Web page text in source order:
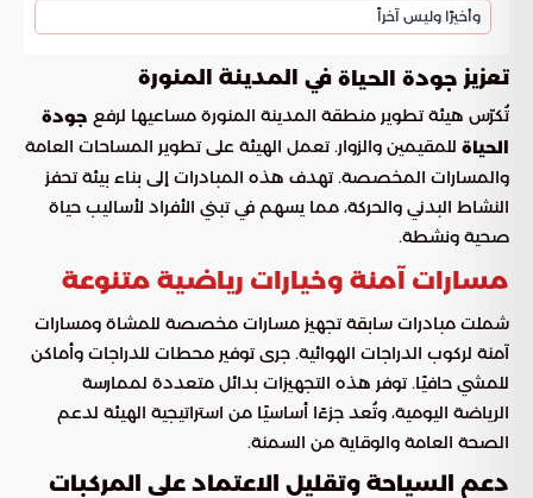
وأخيرًا وليس آخراً
تعزيز جودة الحياة في المدينة المنورة
تُكرّس هيئة تطوير منطقة المدينة المنورة مساعيها لرفع جودة
الحياة للمقيمين والزوار. تعمل الهيئة على تطوير المساحات العامة
والمسارات المخصصة. تهدف هذه المبادرات إلى بناء بيئة تحفز
النشاط البدني والحركة، مما يسهم في تبني الأفراد لأساليب حياة
صحية ونشطة.
مسارات آمنة وخيارات رياضية متنوعة
شملت مبادرات سابقة تجهيز مسارات مخصصة للمشاة ومسارات
آمنة لركوب الدراجات الهوائية. جرى توفير محطات للدراجات وأماكن
للمشي حافيًا. توفر هذه التجهيزات بدائل متعددة لممارسة
الرياضة اليومية، وتُعد جزءًا أساسيًا من استراتيجية الهيئة لدعم
الصحة العامة والوقاية من السمنة.
دعم السياحة وتقليل الاعتماد على المركبات